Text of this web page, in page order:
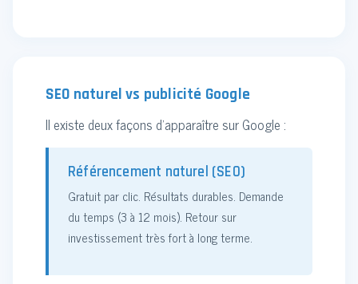
SEO naturel vs publicité Google
Il existe deux façons d'apparaître sur Google :
Référencement naturel (SEO)
Gratuit par clic. Résultats durables. Demande
du temps (3 à 12 mois). Retour sur
investissement très fort à long terme.